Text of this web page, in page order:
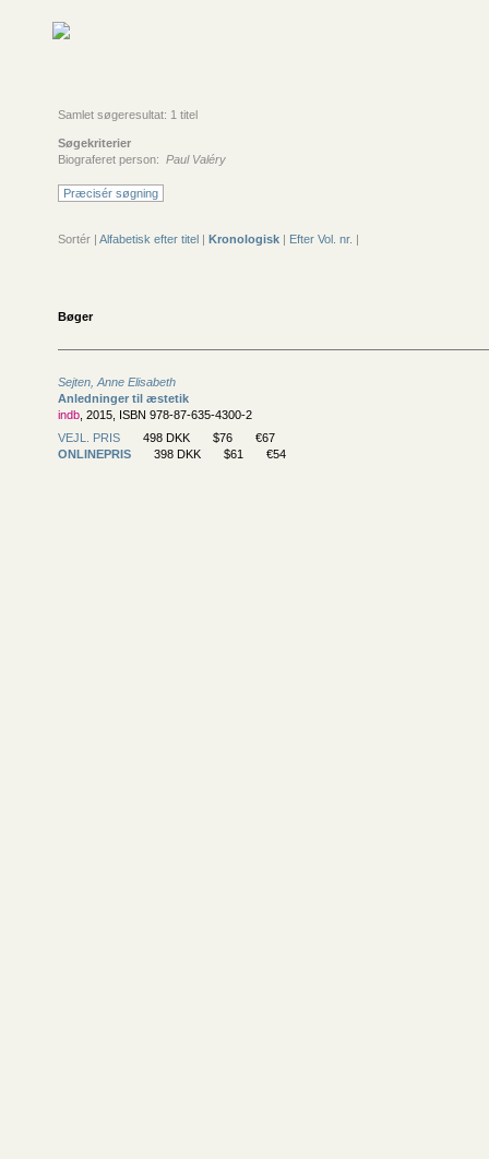
Samlet søgeresultat: 1 titel
Søgekriterier
Biograferet person: Paul Valéry
Præcisér søgning
Sortér | Alfabetisk efter titel | Kronologisk | Efter Vol. nr. |
Bøger
Sejten, Anne Elisabeth
Anledninger til æstetik
indb , 2015, ISBN 978-87-635-4300-2
VEJL. PRIS
498 DKK $76
€67
ONLINEPRIS
398 DKK $61 €54